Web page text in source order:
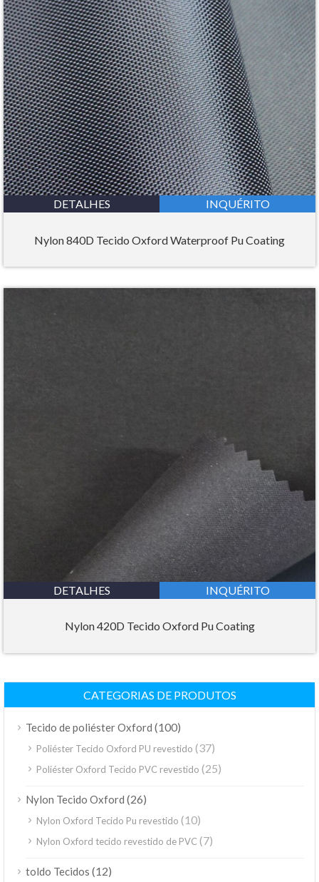
DETALHES INQUÉRITO
Nylon 840D Tecido Oxford Waterproof Pu Coating
DETALHES INQUÉRITO
Nylon 420D Tecido Oxford Pu Coating
CATEGORIAS DE PRODUTOS
Tecido de poliéster Oxford (100)
Poliéster Tecido Oxford PU revestido (37)
Poliéster Oxford Tecido PVC revestido (25)
Nylon Tecido Oxford (26)
Nylon Oxford Tecido Pu revestido (10)
Nylon Oxford tecido revestido de PVC(7)
toldo Tecidos (12)